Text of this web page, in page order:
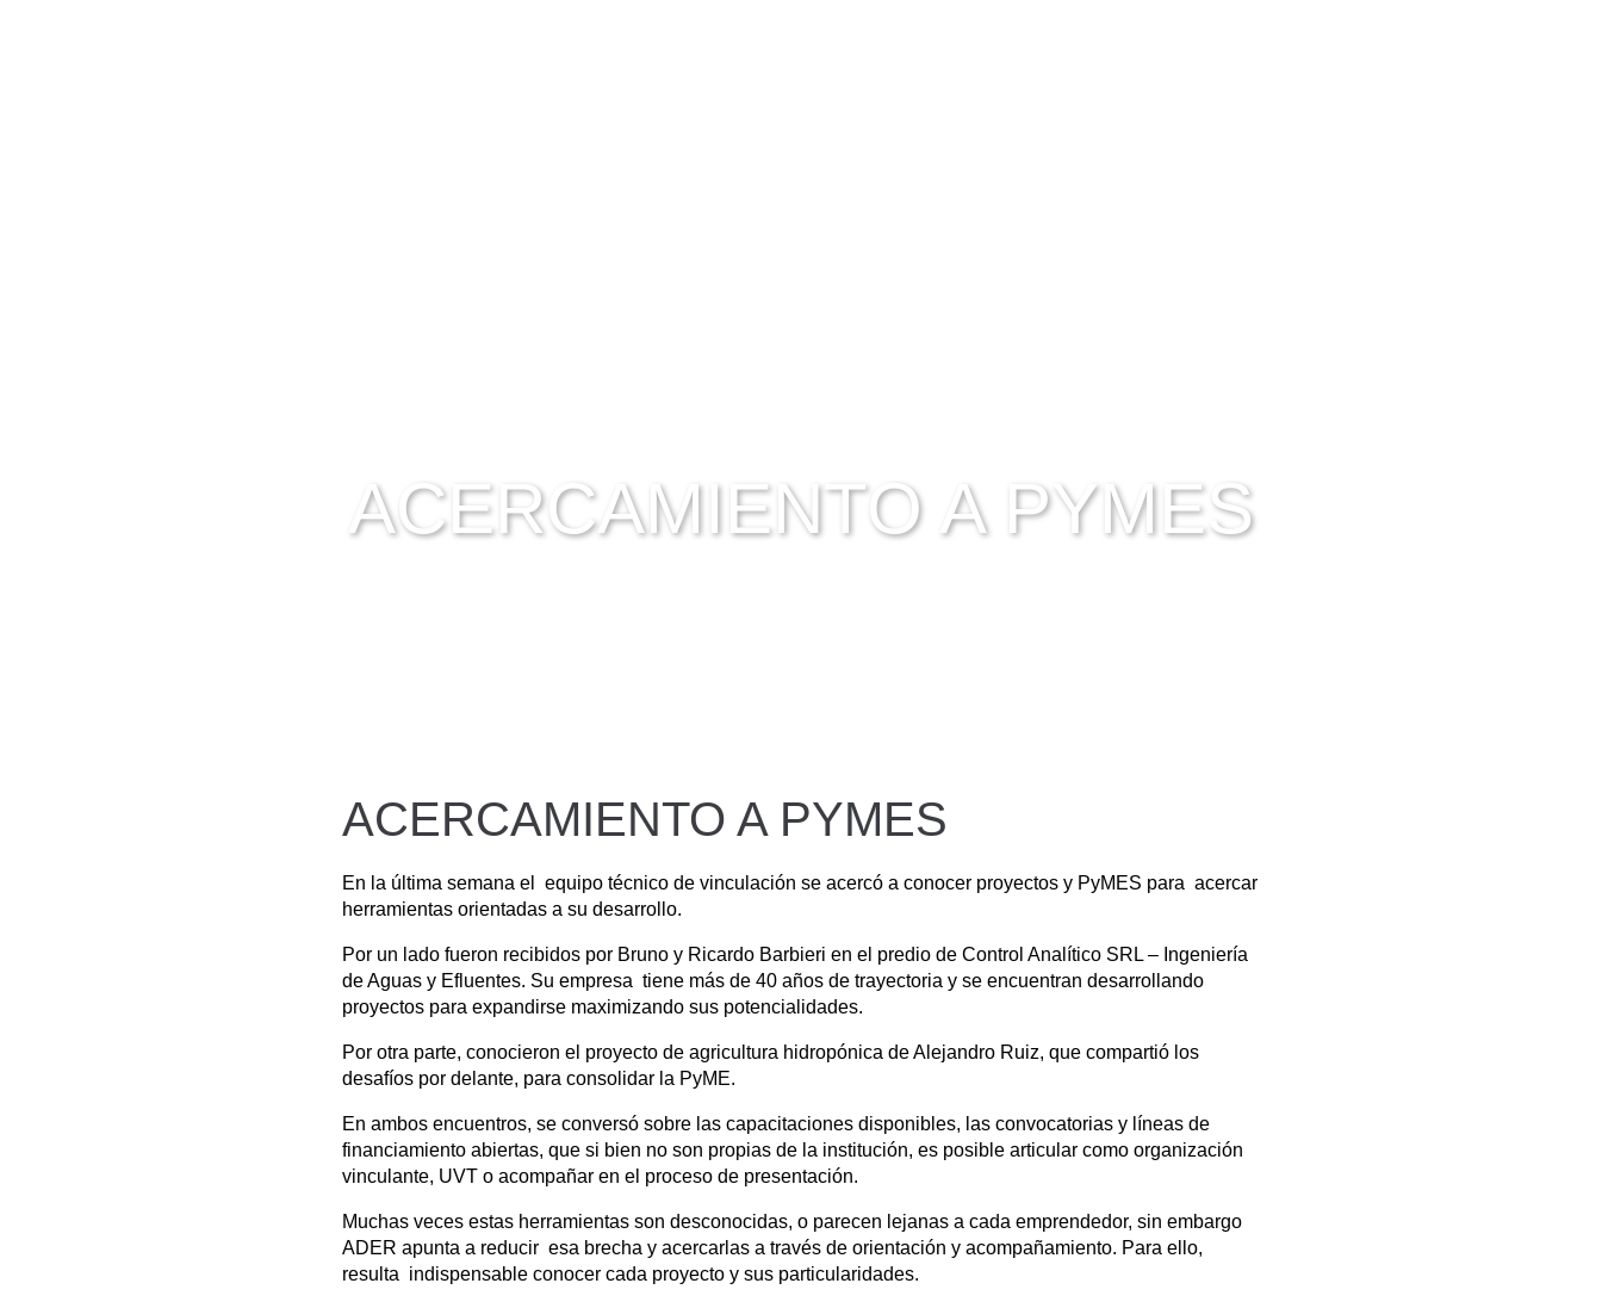
ACERCAMIENTO A PYMES
ACERCAMIENTO A PYMES
En la última semana el equipo técnico de vinculación se acercó a conocer proyectos y PyMES para acercar
herramientas orientadas a su desarrollo.
Por un lado fueron recibidos por Bruno y Ricardo Barbieri en el predio de Control Analítico SRL – Ingeniería
de Aguas y Efluentes. Su empresa tiene más de 40 años de trayectoria y se encuentran desarrollando
proyectos para expandirse maximizando sus potencialidades.
Por otra parte, conocieron el proyecto de agricultura hidropónica de Alejandro Ruiz, que compartió los
desafíos por delante, para consolidar la PyME.
En ambos encuentros, se conversó sobre las capacitaciones disponibles, las convocatorias y líneas de
financiamiento abiertas, que si bien no son propias de la institución, es posible articular como organización
vinculante, UVT o acompañar en el proceso de presentación.
Muchas veces estas herramientas son desconocidas, o parecen lejanas a cada emprendedor, sin embargo
ADER apunta a reducir esa brecha y acercarlas a través de orientación y acompañamiento. Para ello,
resulta indispensable conocer cada proyecto y sus particularidades.